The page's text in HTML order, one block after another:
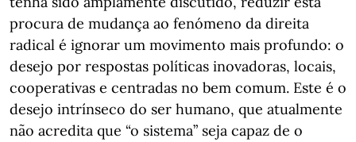
procura de mudança ao fenómeno da direita
radical é ignorar um movimento mais profundo: o
desejo por respostas políticas inovadoras, locais,
cooperativas e centradas no bem comum. Este é o
desejo intrínseco do ser humano, que atualmente
não acredita que “o sistema” seja capaz de o